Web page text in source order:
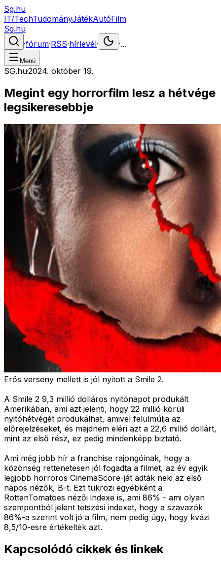
Sg.hu
IT/TechTudományJátékAutóFilm
Sg.hu
·fórum·RSS·hírlevél· ·...
Menü
SG.hu·2024. október 19.
Megint egy horrorfilm lesz a hétvége
legsikeresebbje
Erős verseny mellett is jól nyitott a Smile 2.
A Smile 2 9,3 millió dolláros nyitónapot produkált
Amerikában, ami azt jelenti, hogy 22 millió körüli
nyitóhétvégét produkálhat, amivel felülmúlja az
előrejelzéseket, és majdnem eléri azt a 22,6 millió dollárt,
mint az első rész, ez pedig mindenképp biztató.
Ami még jobb hír a franchise rajongóinak, hogy a
közönség rettenetesen jól fogadta a filmet, az év egyik
legjobb horroros CinemaScore-ját adták neki az első
napos nézők, B-t. Ezt tükrözi egyébként a
RottenTomatoes nézői indexe is, ami 86% - ami olyan
szempontból jelent tetszési indexet, hogy a szavazók
86%-a szerint volt jó a film, nem pedig úgy, hogy kvázi
8,5/10-esre értékelték azt.
Kapcsolódó cikkek és linkek